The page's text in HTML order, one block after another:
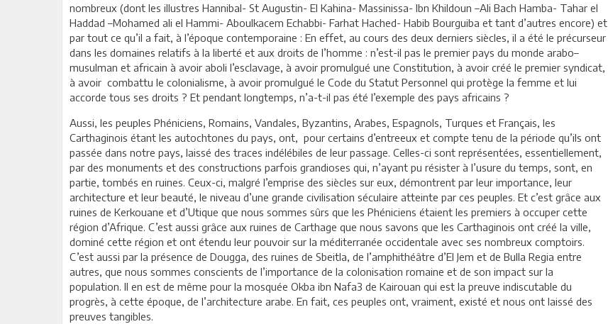
nombreux (dont les illustres Hannibal- St Augustin- El Kahina- Massinissa- Ibn Khildoun –Ali Bach Hamba- Tahar el
Haddad –Mohamed ali el Hammi- Aboulkacem Echabbi- Farhat Hached- Habib Bourguiba et tant d’autres encore) et
par tout ce qu’il a fait, à l’époque contemporaine : En effet, au cours des deux derniers siècles, il a été le précurseur
dans les domaines relatifs à la liberté et aux droits de l’homme : n’est-il pas le premier pays du monde arabo–
musulman et africain à avoir aboli l’esclavage, à avoir promulgué une Constitution, à avoir créé le premier syndicat,
à avoir combattu le colonialisme, à avoir promulgué le Code du Statut Personnel qui protège la femme et lui
accorde tous ses droits ? Et pendant longtemps, n’a-t-il pas été l’exemple des pays africains ?
Aussi, les peuples Phéniciens, Romains, Vandales, Byzantins, Arabes, Espagnols, Turques et Français, les
Carthaginois étant les autochtones du pays, ont, pour certains d’entreeux et compte tenu de la période qu’ils ont
passée dans notre pays, laissé des traces indélébiles de leur passage. Celles-ci sont représentées, essentiellement,
par des monuments et des constructions parfois grandioses qui, n’ayant pu résister à l’usure du temps, sont, en
partie, tombés en ruines. Ceux-ci, malgré l’emprise des siècles sur eux, démontrent par leur importance, leur
architecture et leur beauté, le niveau d’une grande civilisation séculaire atteinte par ces peuples. Et c’est grâce aux
ruines de Kerkouane et d’Utique que nous sommes sûrs que les Phéniciens étaient les premiers à occuper cette
région d’Afrique. C’est aussi grâce aux ruines de Carthage que nous savons que les Carthaginois ont créé la ville,
dominé cette région et ont étendu leur pouvoir sur la méditerranée occidentale avec ses nombreux comptoirs.
C’est aussi par la présence de Dougga, des ruines de Sbeitla, de l’amphithéâtre d’El Jem et de Bulla Regia entre
autres, que nous sommes conscients de l’importance de la colonisation romaine et de son impact sur la
population. Il en est de même pour la mosquée Okba ibn Nafa3 de Kairouan qui est la preuve indiscutable du
progrès, à cette époque, de l’architecture arabe. En fait, ces peuples ont, vraiment, existé et nous ont laissé des
preuves tangibles.